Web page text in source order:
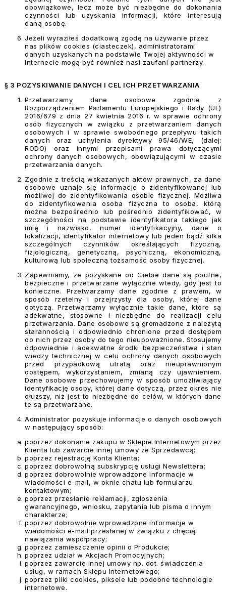
obowiązkowe, lecz może być niezbędne do dokonania
czynności lub uzyskania informacji, które interesują
daną osobę.
Jeżeli wyraziłeś dodatkową zgodę na używanie przez
nas plików cookies (ciasteczek), administratorami
danych uzyskanych na podstawie Twojej aktywności w
Internecie mogą być również nasi zaufani partnerzy.
§ 3 POZYSKIWANIE DANYCH I CEL ICH PRZETWARZANIA
Przetwarzamy dane osobowe zgodnie z
Rozporządzeniem Parlamentu Europejskiego i Rady (UE)
2016/679 z dnia 27 kwietnia 2016 r. w sprawie ochrony
osób fizycznych w związku z przetwarzaniem danych
osobowych i w sprawie swobodnego przepływu takich
danych oraz uchylenia dyrektywy 95/46/WE, (dalej:
RODO) oraz innymi przepisami prawa dotyczącymi
ochrony danych osobowych, obowiązującymi w czasie
przetwarzania danych.
Zgodnie z treścią wskazanych aktów prawnych, za dane
osobowe uznaje się informacje o zidentyfikowanej lub
możliwej do zidentyfikowania osobie fizycznej. Możliwa
do zidentyfikowania osoba fizyczna to osoba, którą
można bezpośrednio lub pośrednio zidentyfikować, w
szczególności na podstawie identyfikatora takiego jak
imię i nazwisko, numer identyfikacyjny, dane o
lokalizacji, identyfikator internetowy lub jeden bądź kilka
szczególnych czynników określających fizyczną,
fizjologiczną, genetyczną, psychiczną, ekonomiczną,
kulturową lub społeczną tożsamość osoby fizycznej.
Zapewniamy, że pozyskane od Ciebie dane są poufne,
bezpieczne i przetwarzane wyłącznie wtedy, gdy jest to
konieczne. Przetwarzamy dane zgodnie z prawem, w
sposób rzetelny i przejrzysty dla osoby, której dane
dotyczą. Przetwarzamy wyłącznie takie dane, które są
adekwatne, stosowne i niezbędne do realizacji celu
przetwarzania. Dane osobowe są gromadzone z należytą
starannością i odpowiednio chronione przed dostępem
do nich przez osoby do tego nieupoważnione. Stosujemy
odpowiednie i adekwatne środki bezpieczeństwa i stan
wiedzy technicznej w celu ochrony danych osobowych
przed przypadkową utratą oraz nieuprawnionym
dostępem, wykorzystaniem, zmianą czy ujawnieniem.
Dane osobowe przechowujemy w sposób umożliwiający
identyfikację osoby, której dane dotyczą, przez okres nie
dłuższy, niż jest to niezbędne do celów, w których dane
te są przetwarzane.
Administrator pozyskuje informacje o danych osobowych
w następujący sposób:
poprzez dokonanie zakupu w Sklepie Internetowym przez
Klienta lub zawarcie innej umowy ze Sprzedawcą;
poprzez rejestrację Konta Klienta;
poprzez dobrowolną subskrypcję usługi Newslettera;
poprzez dobrowolnie wprowadzone informacje w
wiadomości e-mail, w oknie chatu lub formularzu
kontaktowym;
poprzez przesłanie reklamacji, zgłoszenia
gwarancyjnego, wniosku, zapytania lub pisma o innym
charakterze;
poprzez dobrowolnie wprowadzone informacje w
wiadomości e-mail przesłanej w związku z chęcią
nawiązania współpracy;
poprzez zamieszczenie opinii o Produkcie;
poprzez udział w Akcjach Promocyjnych;
poprzez zawarcie innej umowy np. dot. świadczenia
usług, w ramach Sklepu Internetowego;
poprzez pliki cookies, piksele lub podobne technologie
internetowe.